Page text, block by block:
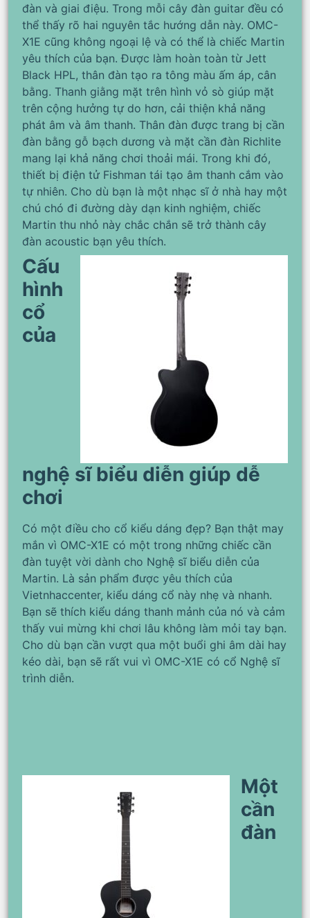
đàn và giai điệu. Trong mỗi cây đàn guitar đều có
thể thấy rõ hai nguyên tắc hướng dẫn này. OMC-
X1E cũng không ngoại lệ và có thể là chiếc Martin
yêu thích của bạn. Được làm hoàn toàn từ Jett
Black HPL, thân đàn tạo ra tông màu ấm áp, cân
bằng. Thanh giằng mặt trên hình vỏ sò giúp mặt
trên cộng hưởng tự do hơn, cải thiện khả năng
phát âm và âm thanh. Thân đàn được trang bị cần
đàn bằng gỗ bạch dương và mặt cần đàn Richlite
mang lại khả năng chơi thoải mái. Trong khi đó,
thiết bị điện tử Fishman tái tạo âm thanh cắm vào
tự nhiên. Cho dù bạn là một nhạc sĩ ở nhà hay một
chú chó đi đường dày dạn kinh nghiệm, chiếc
Martin thu nhỏ này chắc chắn sẽ trở thành cây
đàn acoustic bạn yêu thích.
Cấu
hình
cổ
của
nghệ sĩ biểu diễn giúp dễ
chơi
Có một điều cho cổ kiểu dáng đẹp? Bạn thật may
mắn vì OMC-X1E có một trong những chiếc cần
đàn tuyệt vời dành cho Nghệ sĩ biểu diễn của
Martin. Là sản phẩm được yêu thích của
Vietnhaccenter, kiểu dáng cổ này nhẹ và nhanh.
Bạn sẽ thích kiểu dáng thanh mảnh của nó và cảm
thấy vui mừng khi chơi lâu không làm mỏi tay bạn.
Cho dù bạn cần vượt qua một buổi ghi âm dài hay
kéo dài, bạn sẽ rất vui vì OMC-X1E có cổ Nghệ sĩ
trình diễn.
Một
cần
đàn